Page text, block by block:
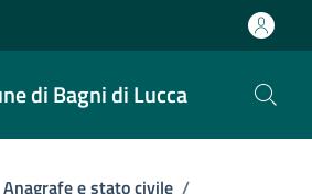
di Bagni di Lucca
Anagrafe e stato civile /